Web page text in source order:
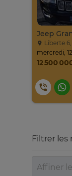
Liberte
mercredi,
12 500
Filtrer les